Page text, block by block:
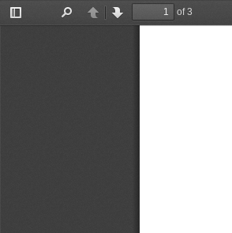
Toggle
PreviousNext
of 3